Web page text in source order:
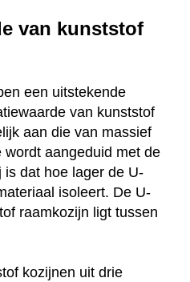
van kunststof
een uitstekende
van kunststof
aan die van massief
wordt aangeduid met de
is dat hoe lager de U-
isoleert. De U-
raamkozijn ligt tussen
kozijnen uit drie